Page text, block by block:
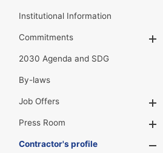
Institutional Information
Commitments
2030 Agenda and SDG
By-laws
Job Offers
Press Room
Contractor's profile